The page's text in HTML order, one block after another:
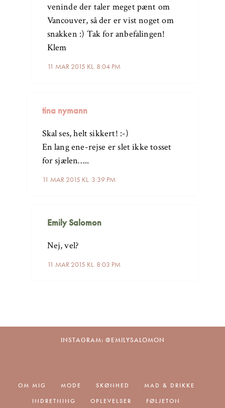
11 MAR 2015 KL. 8:04 PM
veninde der taler meget pænt om
Vancouver, så der er vist noget om
snakken :) Tak for anbefalingen!
Klem
tina nymann
11 MAR 2015 KL. 3:39 PM
Skal ses, helt sikkert! :-)
En lang ene-rejse er slet ikke tosset
for sjælen…..
Emily Salomon
11 MAR 2015 KL. 8:03 PM
Nej, vel?
INSTAGRAM: @EMILYSALOMON
OM MIG MODE SKØNHED
MAD & DRIKKE
INDRETNING
OPLEVELSER FØLJETON